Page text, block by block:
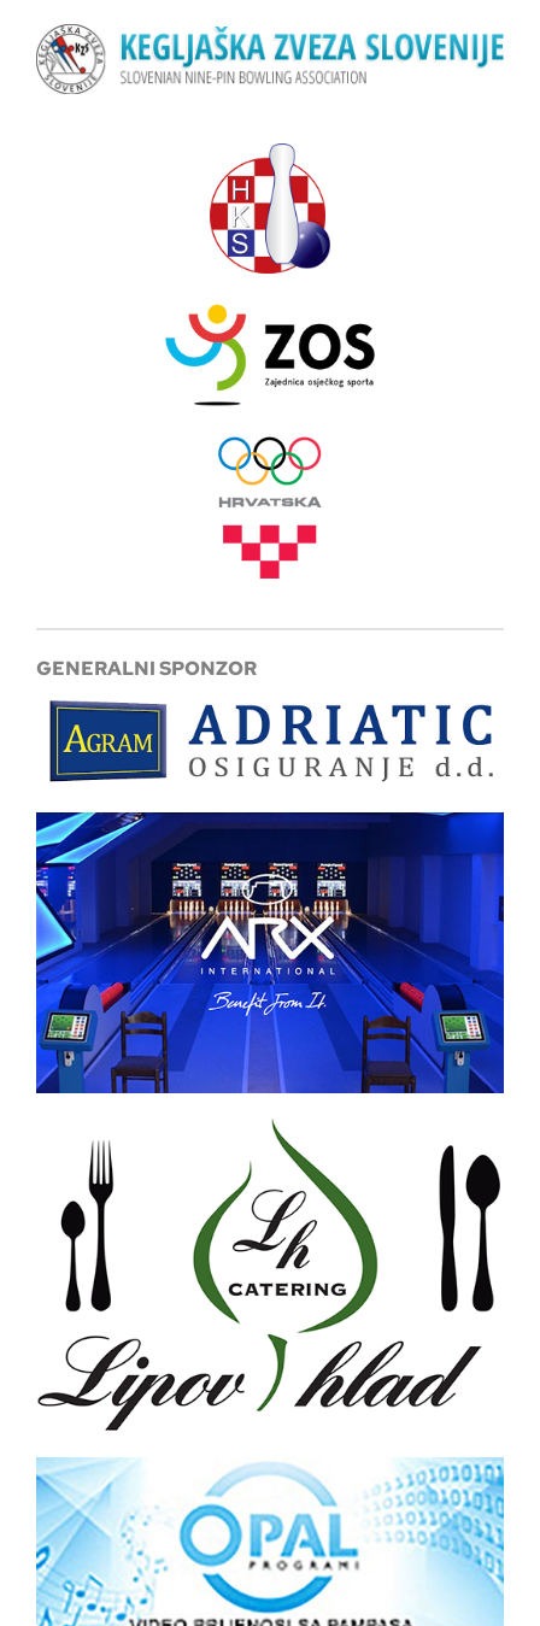
GENERALNI SPONZOR